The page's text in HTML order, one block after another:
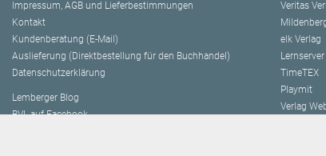
Impressum, AGB und Lieferbestimmungen
Kontakt
Kundenberatung (E-Mail)
Auslieferung (Direktbestellung für den Buchhandel)
Datenschutzerklärung
Lemberger Blog
BVL auf Facebook
Veritas
elk Verlag
TimeTEX
Playmit
Verlag